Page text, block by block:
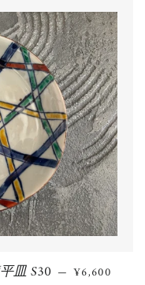
皿 S30 — 通常価格
¥6,600